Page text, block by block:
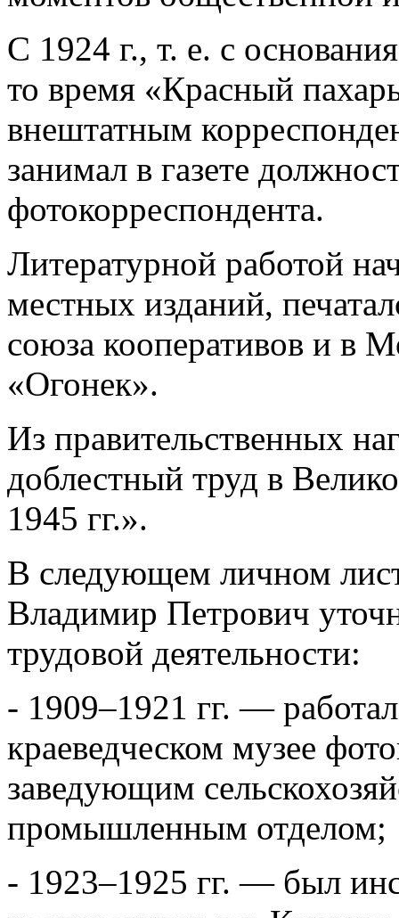
С 1924 г., т. е. с
то время «Красный
внештатным
занимал в газете
фотокорреспондента.
Литературной работой
местных изданий,
союза кооперативов и в
«Огонек».
Из правительственных
доблестный труд в
1945 гг.».
В следующем личном
Владимир Петрович
трудовой деятельности:
- 1909–1921 гг. —
краеведческом музее
заведующим
промышленным отделом;
- 1923–1925 гг. — был